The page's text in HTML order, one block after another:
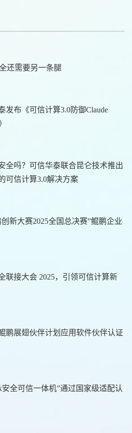
还需要另一条腿
发布《可信计算3.0防御Claude
全吗？可信华泰联合昆仑技术推出
可信计算3.0解决方案
新大赛2025全国总决赛”鲲鹏企业
联接大会 2025，引领可信计算新
鹏展翅伙伴计划应用软件伙伴认证
安全可信一体机”通过国家级适配认